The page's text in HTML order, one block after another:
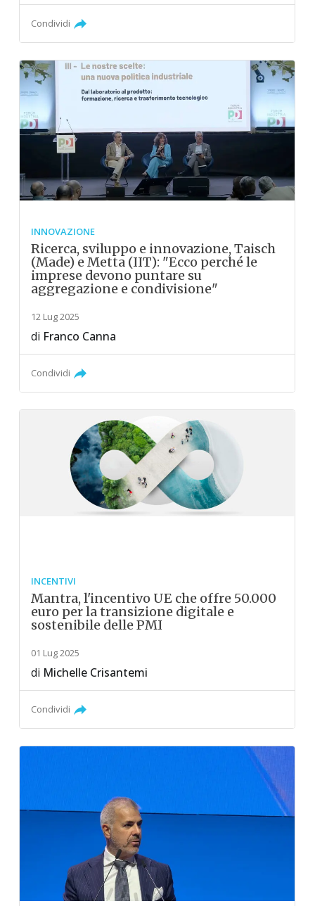
Condividi
INNOVAZIONE
Ricerca, sviluppo e innovazione, Taisch
(Made) e Metta (IIT): "Ecco perché le
imprese devono puntare su
aggregazione e condivisione"
12 Lug 2025
di Franco Canna
Condividi
INCENTIVI
Mantra, l'incentivo UE che offre 50.000
euro per la transizione digitale e
sostenibile delle PMI
01 Lug 2025
di Michelle Crisantemi
Condividi